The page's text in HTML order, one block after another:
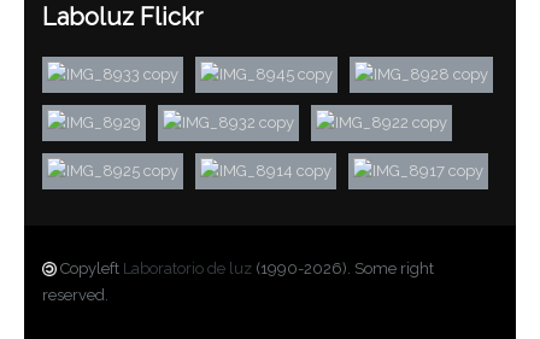
Laboluz Flickr
Copyleft Laboratorio de luz (1990-2026). Some right
reserved.